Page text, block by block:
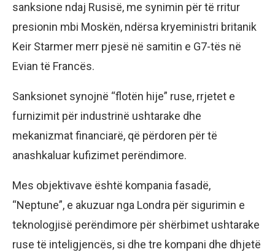
sanksione ndaj Rusisë, me synimin për të rritur
presionin mbi Moskën, ndërsa kryeministri britanik
Keir Starmer merr pjesë në samitin e G7-tës në
Evian të Francës.
Sanksionet synojnë “flotën hije” ruse, rrjetet e
furnizimit për industrinë ushtarake dhe
mekanizmat financiarë, që përdoren për të
anashkaluar kufizimet perëndimore.
Mes objektivave është kompania fasadë,
“Neptune”, e akuzuar nga Londra për sigurimin e
teknologjisë perëndimore për shërbimet ushtarake
ruse të inteligjencës, si dhe tre kompani dhe dhjetë